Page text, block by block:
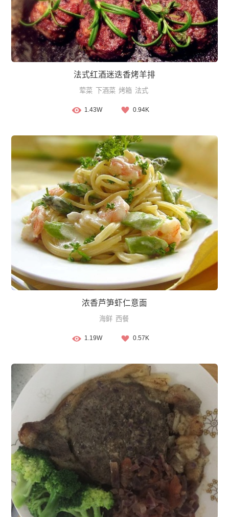
法式红酒迷迭香烤羊排
荤菜 下酒菜 烤箱 法式
1.43W 0.94K
浓香芦笋虾仁意面
海鲜 西餐
1.19W 0.57K